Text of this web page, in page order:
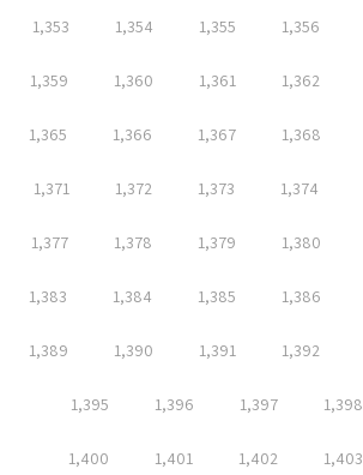
1,353 1,354 1,355 1,356
1,359 1,360 1,361 1,362
1,365 1,366 1,367 1,368
1,371 1,372 1,373 1,374
1,377 1,378 1,379 1,380
1,383 1,384 1,385 1,386
1,389 1,390 1,391 1,392
1,395 1,396 1,397 1,398
1,400 1,401 1,402 1,403